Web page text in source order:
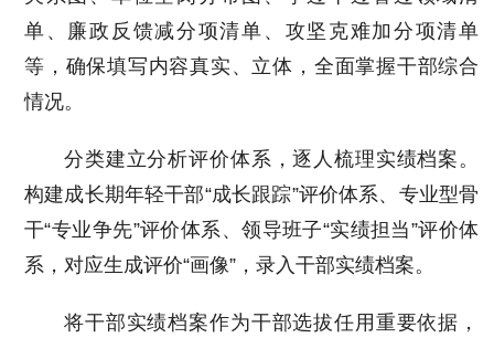
单、廉政反馈减分项清单、攻坚克难加分项清单
等，确保填写内容真实、立体，全面掌握干部综合
情况。
分类建立分析评价体系，逐人梳理实绩档案。
构建成长期年轻干部“成长跟踪”评价体系、专业型骨
干“专业争先”评价体系、领导班子“实绩担当”评价体
系，对应生成评价“画像”，录入干部实绩档案。
将干部实绩档案作为干部选拔任用重要依据，